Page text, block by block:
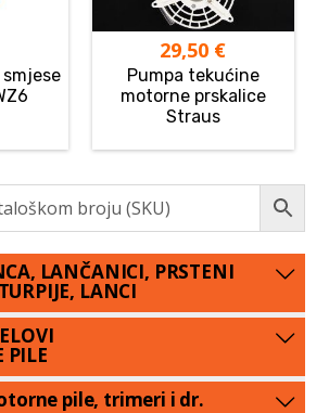
29,50 €
Pumpa tekućine
motorne prskalice
Straus
LANČANICI, PRSTENI
LANCI
PILE
pile, trimeri i dr.